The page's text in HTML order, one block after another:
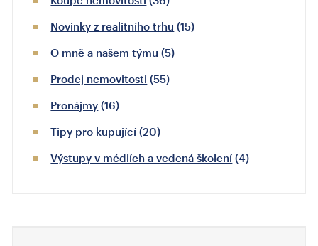
Novinky z realitního trhu (15)
O mně a našem týmu (5)
Prodej nemovitosti (55)
Pronájmy (16)
Tipy pro kupující (20)
Výstupy v médiích a vedená školení (4)